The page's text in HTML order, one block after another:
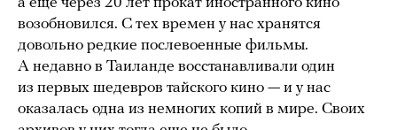
возобновился. С тех времен у нас хранятся
довольно редкие послевоенные фильмы.
А недавно в Таиланде восстанавливали один
из первых шедевров тайского кино — и у нас
оказалась одна из немногих копий в мире. Своих